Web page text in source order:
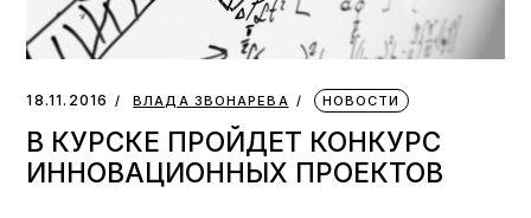
18.11.2016 ВЛАДА ЗВОНАРЕВА НОВОСТИ
В КУРСКЕ ПРОЙДЕТ КОНКУРС
ИННОВАЦИОННЫХ ПРОЕКТОВ